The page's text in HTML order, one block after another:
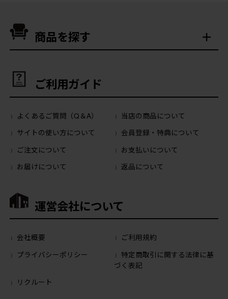
商品を探す
ご利用ガイド
よくあるご質問（Q＆A）
当店の商品について
サイトの使い方について
会員登録・特典について
ご注文について
お支払いについて
お届けについて
返品について
運営会社について
会社概要
ご利用規約
プライバシーポリシー
特定商取引に関する法律に基
づく表記
リクルート